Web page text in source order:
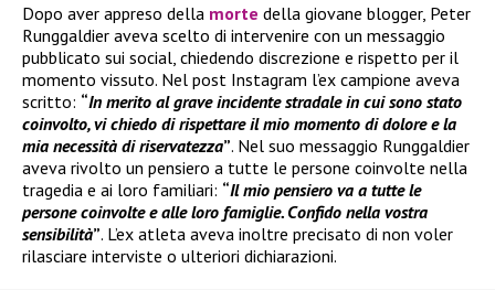
Dopo aver appreso della morte della giovane blogger, Peter
Runggaldier aveva scelto di intervenire con un messaggio
pubblicato sui social, chiedendo discrezione e rispetto per il
momento vissuto. Nel post Instagram l’ex campione aveva
scritto: “In merito al grave incidente stradale in cui sono stato
coinvolto, vi chiedo di rispettare il mio momento di dolore e la
mia necessità di riservatezza”. Nel suo messaggio Runggaldier
aveva rivolto un pensiero a tutte le persone coinvolte nella
tragedia e ai loro familiari: “Il mio pensiero va a tutte le
persone coinvolte e alle loro famiglie. Confido nella vostra
sensibilità”. L’ex atleta aveva inoltre precisato di non voler
rilasciare interviste o ulteriori dichiarazioni.